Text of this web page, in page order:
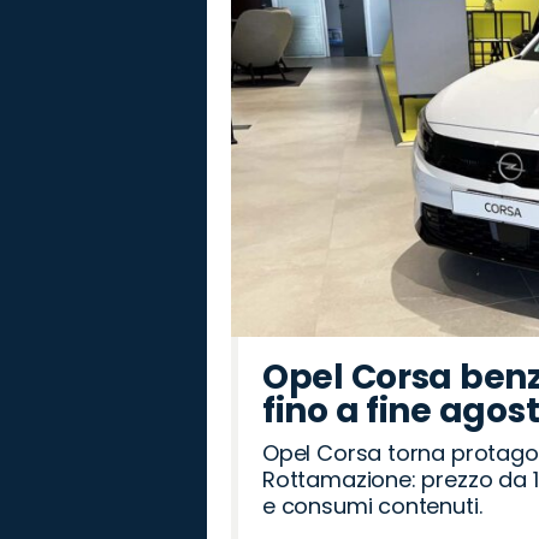
Romeo
Rover
Opel Corsa
fino a fine
Opel Corsa torna
Rottamazione: prezzo da
e consumi contenuti.